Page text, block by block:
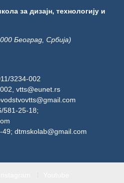
за дизајн, технологију и
Београд, Србија)
3234-002
vtts@eunet.rs
581-25-18;
49; dtmskolab@gmail.com